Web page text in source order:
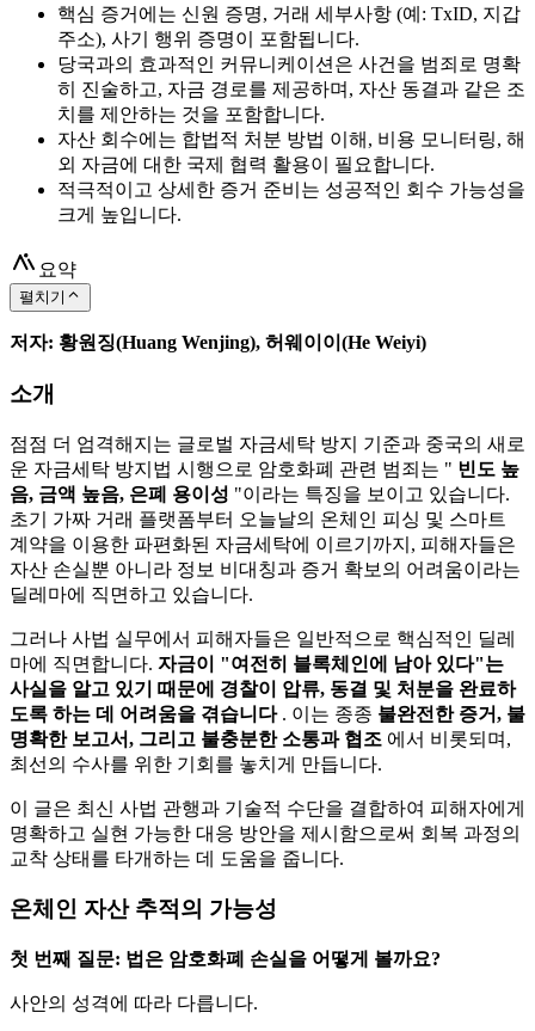
핵심 증거에는 신원 증명, 거래 세부사항 (예: TxID, 지갑
주소), 사기 행위 증명이 포함됩니다.
당국과의 효과적인 커뮤니케이션은 사건을 범죄로 명확
히 진술하고, 자금 경로를 제공하며, 자산 동결과 같은 조
치를 제안하는 것을 포함합니다.
자산 회수에는 합법적 처분 방법 이해, 비용 모니터링, 해
외 자금에 대한 국제 협력 활용이 필요합니다.
적극적이고 상세한 증거 준비는 성공적인 회수 가능성을
크게 높입니다.
요약
펼치기
저자: 황원징(Huang Wenjing), 허웨이이(He Weiyi)
소개
점점 더 엄격해지는 글로벌 자금세탁 방지 기준과 중국의 새로
운 자금세탁 방지법 시행으로 암호화폐 관련 범죄는 " 빈도 높
음, 금액 높음, 은폐 용이성 "이라는 특징을 보이고 있습니다.
초기 가짜 거래 플랫폼부터 오늘날의 온체인 피싱 및 스마트
계약을 이용한 파편화된 자금세탁에 이르기까지, 피해자들은
자산 손실뿐 아니라 정보 비대칭과 증거 확보의 어려움이라는
딜레마에 직면하고 있습니다.
그러나 사법 실무에서 피해자들은 일반적으로 핵심적인 딜레
마에 직면합니다. 자금이 "여전히 블록체인에 남아 있다"는
사실을 알고 있기 때문에 경찰이 압류, 동결 및 처분을 완료하
도록 하는 데 어려움을 겪습니다. 이는 종종 불완전한 증거, 불
명확한 보고서, 그리고 불충분한 소통과 협조 에서 비롯되며,
최선의 수사를 위한 기회를 놓치게 만듭니다.
이 글은 최신 사법 관행과 기술적 수단을 결합하여 피해자에게
명확하고 실현 가능한 대응 방안을 제시함으로써 회복 과정의
교착 상태를 타개하는 데 도움을 줍니다.
온체인 자산 추적의 가능성
첫 번째 질문: 법은 암호화폐 손실을 어떻게 볼까요?
사안의 성격에 따라 다릅니다.